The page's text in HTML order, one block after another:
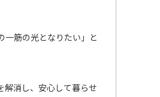
一筋の光となりたい」と
解消し、安心して暮らせ